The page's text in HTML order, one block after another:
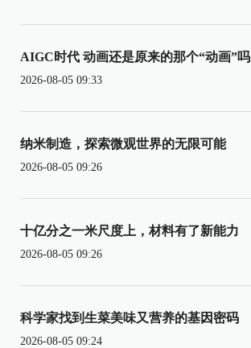
AIGC时代 动画还是原来的那个“动画”吗
2026-08-05 09:33
纳米制造，探索微观世界的无限可能
2026-08-05 09:26
十亿分之一米尺度上，材料有了新能力
2026-08-05 09:26
科学家找到生菜美味又营养的基因密码
2026-08-05 09:24